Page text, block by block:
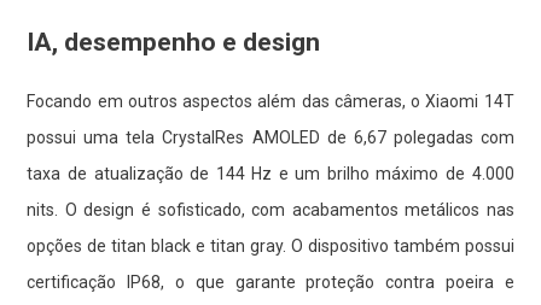
IA, desempenho e design
Focando em outros aspectos além das câmeras, o Xiaomi 14T
possui uma tela CrystalRes AMOLED de 6,67 polegadas com
taxa de atualização de 144 Hz e um brilho máximo de 4.000
nits. O design é sofisticado, com acabamentos metálicos nas
opções de titan black e titan gray. O dispositivo também possui
certificação IP68, o que garante proteção contra poeira e